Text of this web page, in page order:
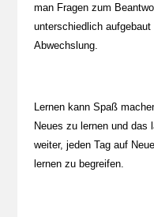
man Fragen zum
unterschiedlich
Abwechslung.
Lernen kann Spaß
Neues zu lernen und das
weiter, jeden Tag auf
lernen zu begreifen.